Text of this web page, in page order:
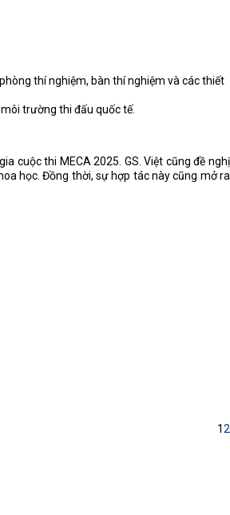
thí nghiệm, bàn thí nghiệm và các thiết
trường thi đấu quốc tế.
cuộc thi MECA 2025. GS. Việt cũng đề nghị
học. Đồng thời, sự hợp tác này cũng mở ra
12